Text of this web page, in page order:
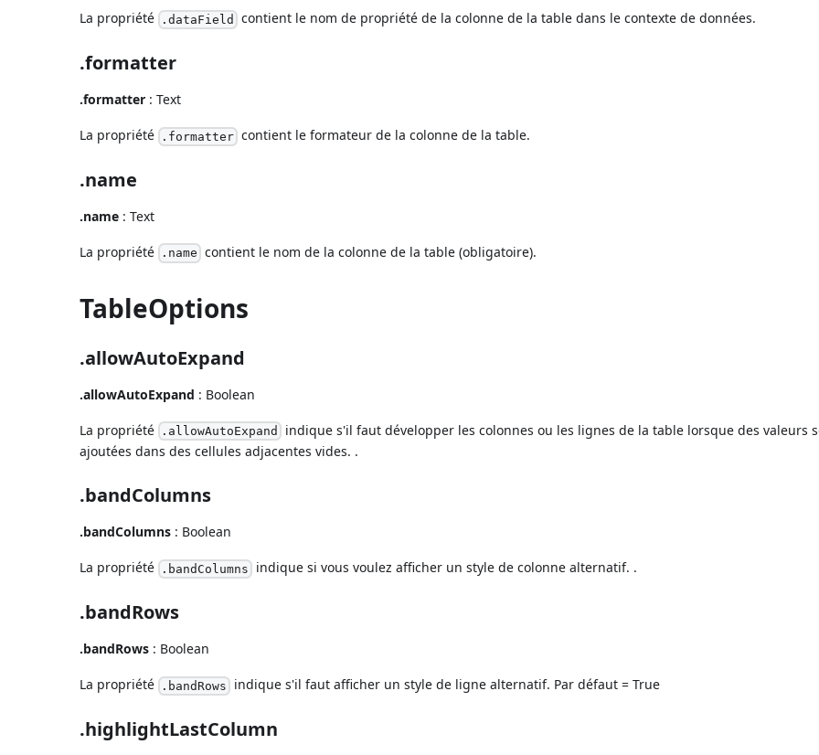
La propriété .dataField contient le nom de propriété de la colonne de la table dans le contexte de données.
.formatter
.formatter : Text
La propriété .formatter contient le formateur de la colonne de la table.
.name
.name : Text
La propriété .name contient le nom de la colonne de la table (obligatoire).
TableOptions
.allowAutoExpand
.allowAutoExpand : Boolean
La propriété .allowAutoExpand indique s'il faut développer les colonnes ou les lignes de la table lorsque des valeurs
ajoutées dans des cellules adjacentes vides. .
.bandColumns
.bandColumns : Boolean
La propriété .bandColumns indique si vous voulez afficher un style de colonne alternatif. .
.bandRows
.bandRows : Boolean
La propriété .bandRows indique s'il faut afficher un style de ligne alternatif. Par défaut = True
.highlightLastColumn